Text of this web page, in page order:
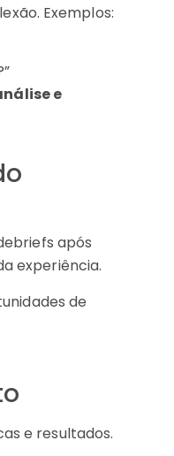
Exemplos:
e
após
experiência.
de
e resultados.